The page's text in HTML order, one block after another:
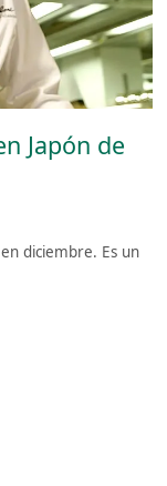
Japón de
diciembre. Es un